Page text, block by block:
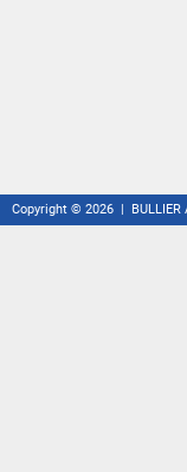
Copyright © 2026 |